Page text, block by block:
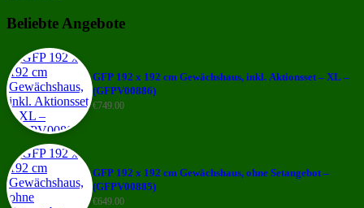
Beliebte Angebote
GFP 192 x 192 cm Gewächshaus, inkl. Aktionsset – XL –
(GFPV00886)
€749.00
GFP 192 x 192 cm Gewächshaus, ohne Setangebot –
(GFPV00885)
€649.00